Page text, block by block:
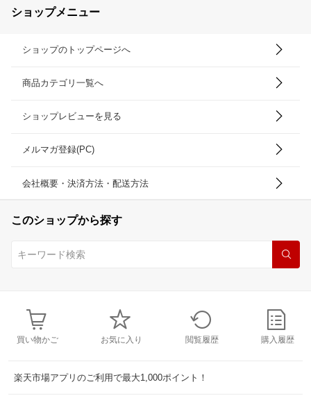
ショップメニュー
ショップのトップページへ
商品カテゴリ一覧へ
ショップレビューを見る
メルマガ登録(PC)
会社概要・決済方法・配送方法
このショップから探す
買い物かご お気に入り 閲覧履歴 購入履歴
楽天市場アプリのご利用で最大1,000ポイント！